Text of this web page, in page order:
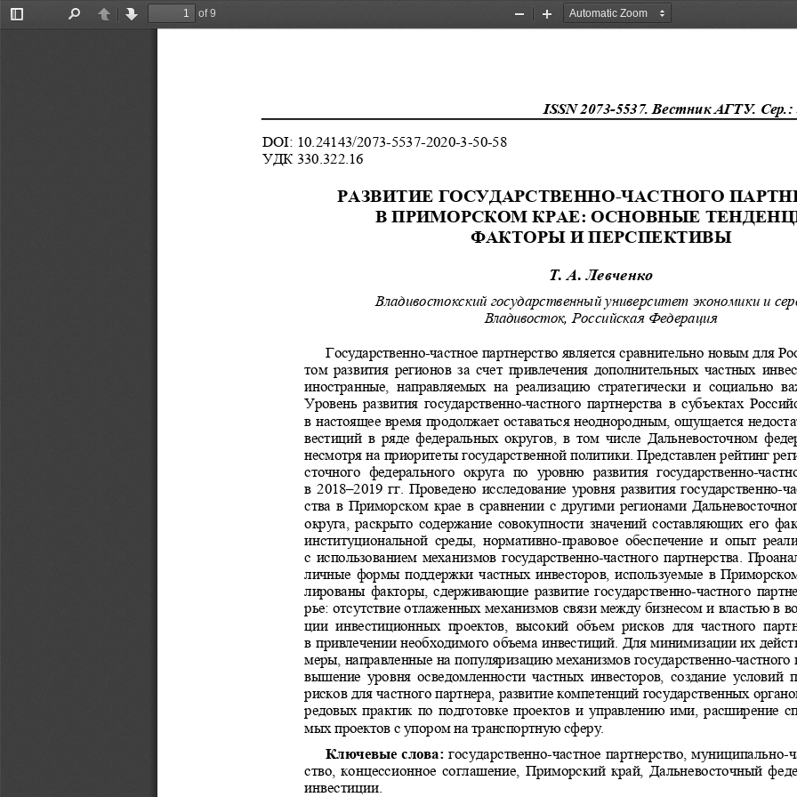
Toggle
PreviousNext
of 9
Zoom
Zoom
ISSN 2073-5537. Вестник АГТУ. Сер.:
DOI: 10.24143/2073-5537-2020-3-50-58
УДК 330.322.16
РАЗВИТИЕ ГОСУДАРСТВЕННО-ЧАСТНОГО
В ПРИМОРСКОМ КРАЕ: ОСНОВНЫЕ
ФАКТОРЫ И ПЕРСПЕКТИВЫ
Т. А. Левченко
Владивостокский государственный университет экономики и
Владивосток, Российская Федерация
Государственно-частное партнерство является сравнительно новым для
том развития регионов за счет привлечения дополнительных частных
иностранные,  направляемых  на  реализацию  стратегически  и  социально
Уровень развития государственно-частного партнерства в субъектах
в настоящее время продолжает оставаться неоднородным, ощущается
вестиций в ряде федеральных округов, в  том числе Дальневосточном
несмотря на приоритеты государственной политики. Представлен рейтинг
сточного  федерального  округа  по  уровню  развития  государственно-
в 2018–2019 гг. Проведено исследование уровня развития государственно-
ства в Приморском крае в сравнении с другими регионами
округа, раскрыто содержание совокупности значений составляющих его
институциональной  среды,  нормативно-правовое  обеспечение  и  опыт
с использованием механизмов государственно-частного партнерства.
личные формы поддержки частных инвесторов, используемые в
лированы факторы, сдерживающие развитие государственно-частного
рье: отсутствие отлаженных механизмов связи между бизнесом и властью в
ции  инвестиционных  проектов,  высокий  объем  рисков  для  частного
в привлечении необходимого объема инвестиций. Для минимизации их
меры, направленные на популяризацию механизмов государственно-частного
вышение  уровня  осведомленности  частных  инвесторов, создание  условий
рисков для частного партнера, развитие компетенций государственных
редовых практик по подготовке проектов и управлению ими, расширение
мых проектов с упором на транспортную сферу.
Ключевые слова: государственно-частное партнерство, муниципально-ч
ство, концессионное соглашение, Приморский край, Дальневосточный
инвестиции.